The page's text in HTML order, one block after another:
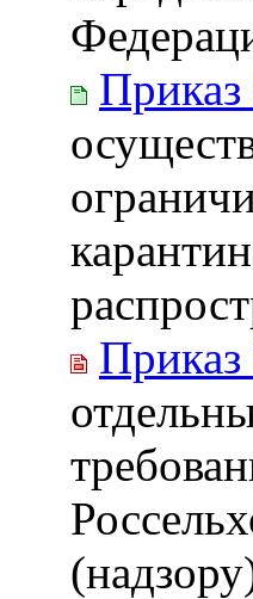
Приказ
Приказ